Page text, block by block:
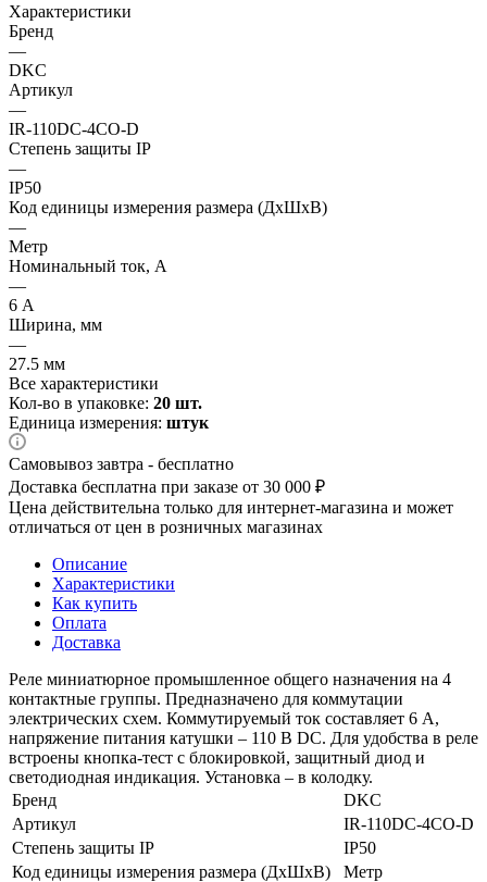
Характеристики
Бренд
—
DKC
Артикул
—
IR-110DC-4CO-D
Степень защиты IP
—
IP50
Код единицы измерения размера (ДхШхВ)
—
Метр
Номинальный ток, А
—
6 А
Ширина, мм
—
27.5 мм
Все характеристики
Кол-во в упаковке: 20 шт.
Единица измерения: штук
Самовывоз завтра - бесплатно
Доставка бесплатна при заказе от 30 000 ₽
Цена действительна только для интернет-магазина и может
отличаться от цен в розничных магазинах
Описание
Характеристики
Как купить
Оплата
Доставка
Реле миниатюрное промышленное общего назначения на 4
контактные группы. Предназначено для коммутации
электрических схем. Коммутируемый ток составляет 6 А,
напряжение питания катушки – 110 В DС. Для удобства в реле
встроены кнопка-тест с блокировкой, защитный диод и
светодиодная индикация. Установка – в колодку.
Бренд
DKC
Артикул
IR-110DC-4CO-D
Степень защиты IP
IP50
Код единицы измерения размера (ДхШхВ)
Метр